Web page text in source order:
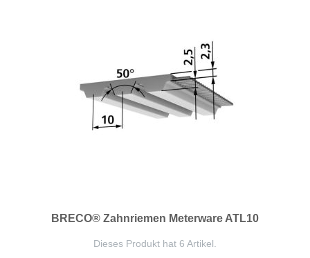
BRECO® Zahnriemen Meterware ATL10
Dieses Produkt hat 6 Artikel.